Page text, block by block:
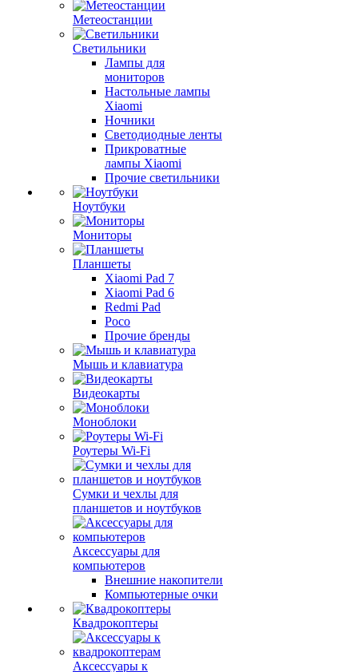
Метеостанции
Светильники
Лампы для
мониторов
Настольные лампы
Xiaomi
Ночники
Светодиодные ленты
Прикроватные
лампы Xiaomi
Прочие светильники
Ноутбуки
Мониторы
Планшеты
Xiaomi Pad 7
Xiaomi Pad 6
Redmi Pad
Poco
Прочие бренды
Мышь и клавиатура
Видеокарты
Моноблоки
Роутеры Wi-Fi
Сумки и чехлы для
планшетов и ноутбуков
Аксессуары для
компьютеров
Внешние накопители
Компьютерные очки
Квадрокоптеры
Аксессуары к